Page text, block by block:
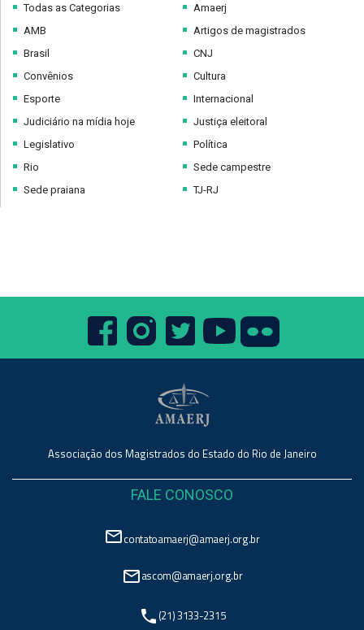
Todas as Categorias
AMB
Brasil
Convênios
Esporte
Judiciário na mídia hoje
Legislativo
Rio
Sede praiana
Amaerj
Artigos de magistrados
CNJ
Cultura
Internacional
Justiça eleitoral
Política
Sede campestre
TJ-RJ
Associação dos Magistrados do Estado do Rio de Janeiro
FALE CONOSCO
mail_outlinecontatoamaerj@amaerj.org.br
mail_outlineascom@amaerj.org.br
phone (21) 3133-2315